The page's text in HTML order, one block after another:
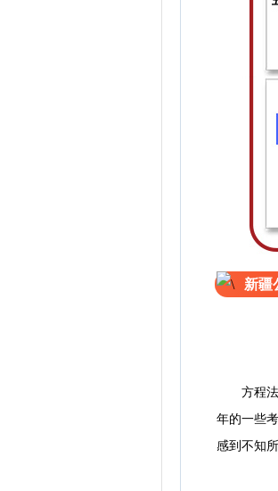
新疆
方程法因
年的一些
感到不知